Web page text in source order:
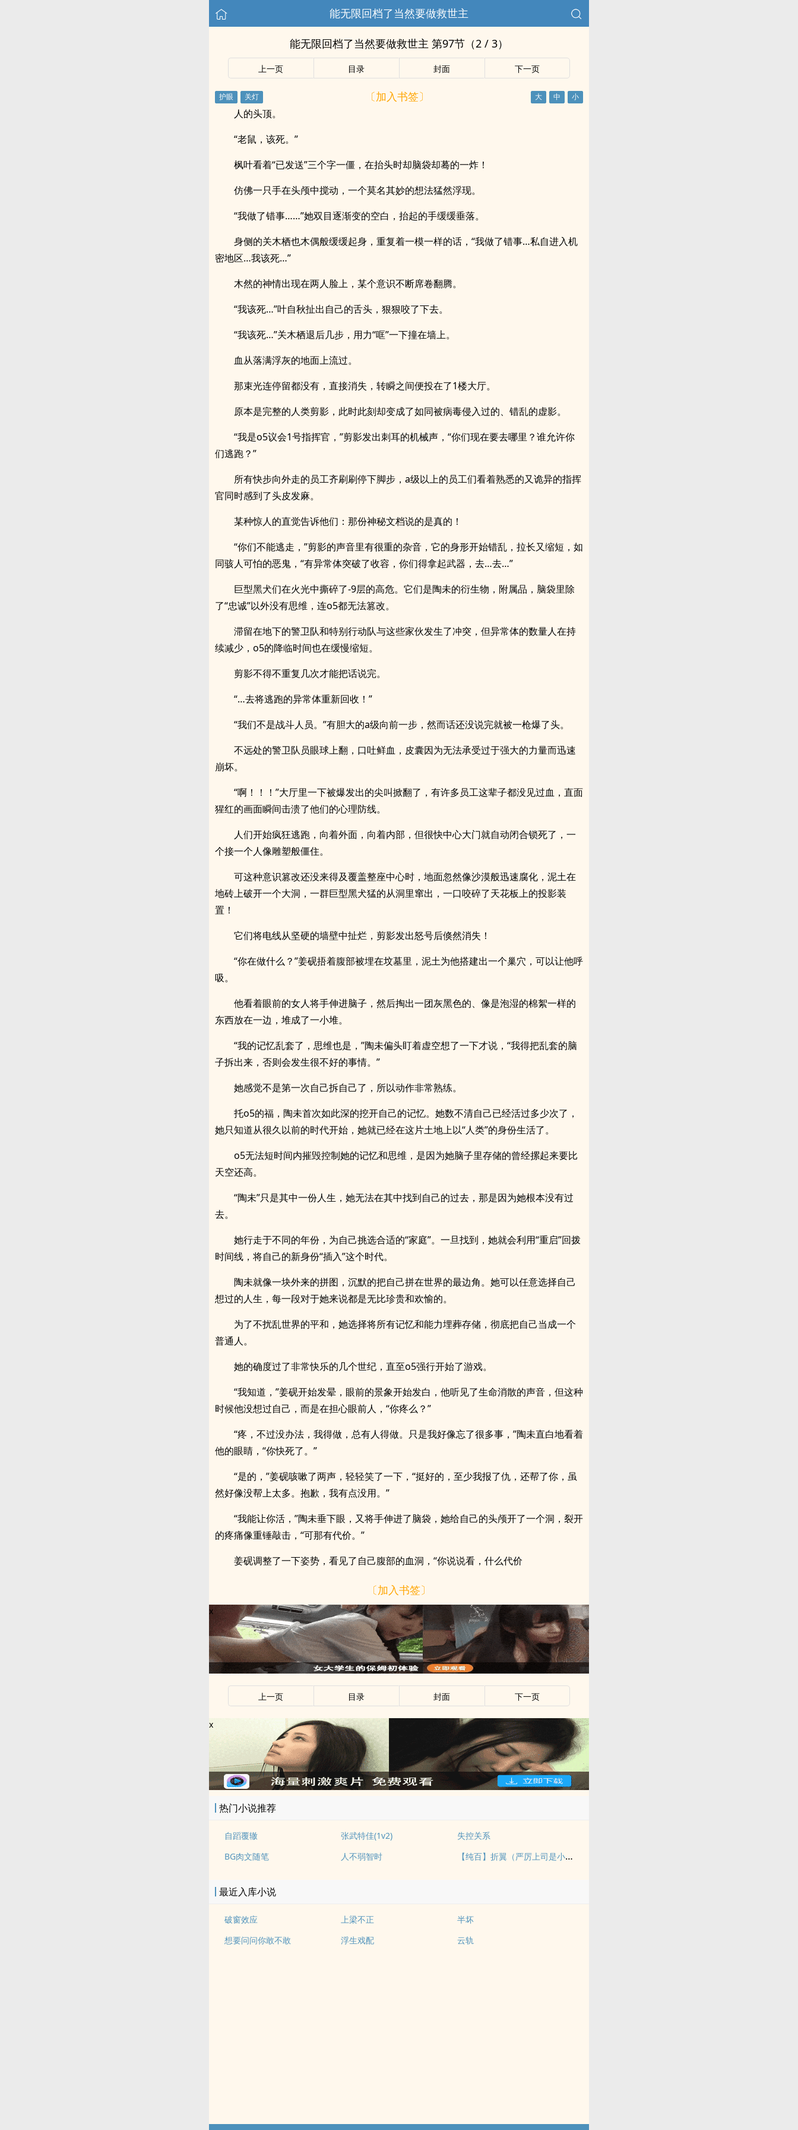
能无限回档了当然要做救世主
能无限回档了当然要做救世主 第97节（2 / 3）
上一页 目录 封面 下一页
〔加入书签〕
人的头顶。
“老鼠，该死。”
枫叶看着“已发送”三个字一僵，在抬头时却脑袋却蓦的一炸！
仿佛一只手在头颅中搅动，一个莫名其妙的想法猛然浮现。
“我做了错事……”她双目逐渐变的空白，抬起的手缓缓垂落。
身侧的关木栖也木偶般缓缓起身，重复着一模一样的话，“我做了错事…私自进入机
密地区…我该死…”
木然的神情出现在两人脸上，某个意识不断席卷翻腾。
“我该死…”叶自秋扯出自己的舌头，狠狠咬了下去。
“我该死…”关木栖退后几步，用力“哐”一下撞在墙上。
血从落满浮灰的地面上流过。
那束光连停留都没有，直接消失，转瞬之间便投在了1楼大厅。
原本是完整的人类剪影，此时此刻却变成了如同被病毒侵入过的、错乱的虚影。
“我是o5议会1号指挥官，”剪影发出刺耳的机械声，“你们现在要去哪里？谁允许你
们逃跑？”
所有快步向外走的员工齐刷刷停下脚步，a级以上的员工们看着熟悉的又诡异的指挥
官同时感到了头皮发麻。
某种惊人的直觉告诉他们：那份神秘文档说的是真的！
“你们不能逃走，”剪影的声音里有很重的杂音，它的身形开始错乱，拉长又缩短，如
同骇人可怕的恶鬼，“有异常体突破了收容，你们得拿起武器，去…去…”
巨型黑犬们在火光中撕碎了-9层的高危。它们是陶未的衍生物，附属品，脑袋里除
了“忠诚”以外没有思维，连o5都无法篡改。
滞留在地下的警卫队和特别行动队与这些家伙发生了冲突，但异常体的数量人在持
续减少，o5的降临时间也在缓慢缩短。
剪影不得不重复几次才能把话说完。
“…去将逃跑的异常体重新回收！”
“我们不是战斗人员。”有胆大的a级向前一步，然而话还没说完就被一枪爆了头。
不远处的警卫队员眼球上翻，口吐鲜血，皮囊因为无法承受过于强大的力量而迅速
崩坏。
“啊！！！”大厅里一下被爆发出的尖叫掀翻了，有许多员工这辈子都没见过血，直面
猩红的画面瞬间击溃了他们的心理防线。
人们开始疯狂逃跑，向着外面，向着内部，但很快中心大门就自动闭合锁死了，一
个接一个人像雕塑般僵住。
可这种意识篡改还没来得及覆盖整座中心时，地面忽然像沙漠般迅速腐化，泥土在
地砖上破开一个大洞，一群巨型黑犬猛的从洞里窜出，一口咬碎了天花板上的投影装
置！
它们将电线从坚硬的墙壁中扯烂，剪影发出怒号后倏然消失！
“你在做什么？”姜砚捂着腹部被埋在坟墓里，泥土为他搭建出一个巢穴，可以让他呼
吸。
他看着眼前的女人将手伸进脑子，然后掏出一团灰黑色的、像是泡湿的棉絮一样的
东西放在一边，堆成了一小堆。
“我的记忆乱套了，思维也是，”陶未偏头盯着虚空想了一下才说，“我得把乱套的脑
子拆出来，否则会发生很不好的事情。”
她感觉不是第一次自己拆自己了，所以动作非常熟练。
托o5的福，陶未首次如此深的挖开自己的记忆。她数不清自己已经活过多少次了，
她只知道从很久以前的时代开始，她就已经在这片土地上以“人类”的身份生活了。
o5无法短时间内摧毁控制她的记忆和思维，是因为她脑子里存储的曾经摞起来要比
天空还高。
“陶未”只是其中一份人生，她无法在其中找到自己的过去，那是因为她根本没有过
去。
她行走于不同的年份，为自己挑选合适的“家庭”。一旦找到，她就会利用“重启”回拨
时间线，将自己的新身份“插入”这个时代。
陶未就像一块外来的拼图，沉默的把自己拼在世界的最边角。她可以任意选择自己
想过的人生，每一段对于她来说都是无比珍贵和欢愉的。
为了不扰乱世界的平和，她选择将所有记忆和能力埋葬存储，彻底把自己当成一个
普通人。
她的确度过了非常快乐的几个世纪，直至o5强行开始了游戏。
“我知道，”姜砚开始发晕，眼前的景象开始发白，他听见了生命消散的声音，但这种
时候他没想过自己，而是在担心眼前人，“你疼么？”
“疼，不过没办法，我得做，总有人得做。只是我好像忘了很多事，”陶未直白地看着
他的眼睛，“你快死了。”
“是的，”姜砚咳嗽了两声，轻轻笑了一下，“挺好的，至少我报了仇，还帮了你，虽
然好像没帮上太多。抱歉，我有点没用。”
“我能让你活，”陶未垂下眼，又将手伸进了脑袋，她给自己的头颅开了一个洞，裂开
的疼痛像重锤敲击，“可那有代价。”
姜砚调整了一下姿势，看见了自己腹部的血洞，“你说说看，什么代价
〔加入书签〕
x
上一页 目录 封面 下一页
x
热门小说推荐
自蹈覆辙 张武特佳(1v2)
失控关系
BG肉文随笔
人不弱智时 【纯百】折翼（严厉上司是小鸟）
最近入库小说
破窗效应 上梁不正
半坏
想要问问你敢不敢
浮生戏配 云轨